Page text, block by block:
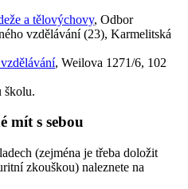
a tělovýchovy, Odbor
vzdělávání (23), Karmelitská
, Weilova 1271/6, 102
školu.
mít s sebou
(zejména je třeba doložit
zkouškou) naleznete na